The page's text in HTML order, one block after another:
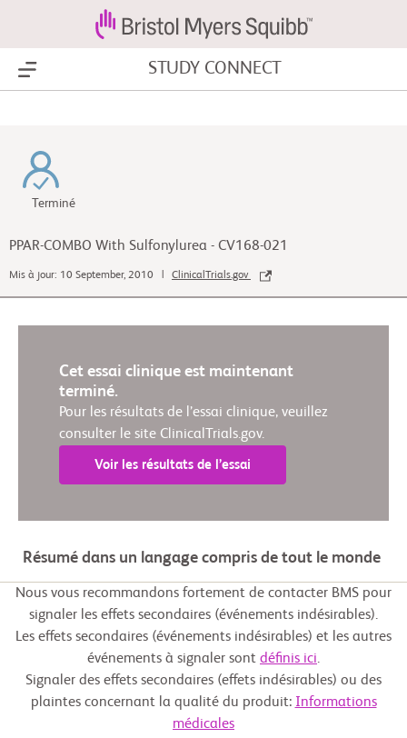
Show Menu STUDY CONNECT
Terminé
PPAR-COMBO With Sulfonylurea - CV168-021
Mis à jour: 10 September, 2010 | ClinicalTrials.gov
Cet essai clinique est maintenant
terminé.
Pour les résultats de l’essai clinique, veuillez
consulter le site ClinicalTrials.gov.
Voir les résultats de l’essai
Résumé dans un langage compris de tout le monde
Nous vous recommandons fortement de contacter BMS pour
signaler les effets secondaires (événements indésirables).
Les effets secondaires (événements indésirables) et les autres
événements à signaler sont définis ici.
Signaler des effets secondaires (effets indésirables) ou des
plaintes concernant la qualité du produit: Informations
médicales